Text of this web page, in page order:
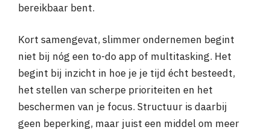
bereikbaar bent.
Kort samengevat, slimmer ondernemen begint
niet bij nóg een to-do app of multitasking. Het
begint bij inzicht in hoe je je tijd écht besteedt,
het stellen van scherpe prioriteiten en het
beschermen van je focus. Structuur is daarbij
geen beperking, maar juist een middel om meer